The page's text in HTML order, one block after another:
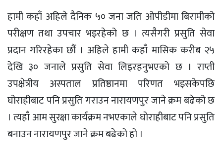
हामी कहाँ अहिले दैनिक ५० जना जति ओपीडीमा बिरामीको
परीक्षण तथा उपचार भइरहेको छ । त्यसैगरी प्रसुति सेवा
प्रदान गरिरहेका छौं । अहिले हामी कहाँ मासिक करीब २५
देखि ३० जनाले प्रसुति सेवा लिइरहनुभएको छ । राप्ती
उपक्षेत्रीय अस्पताल प्रतिष्ठानमा परिणत भइसकेपछि
घोराहीबाट पनि प्रसुति गराउन नारायणपुर जाने क्रम बढेको छ
। त्यहाँ आम सुरक्षा कार्यक्रम नभएकाले घोराहीबाट पनि प्रसुति
बनाउन नारायणपुर जाने क्रम बढेको हो ।